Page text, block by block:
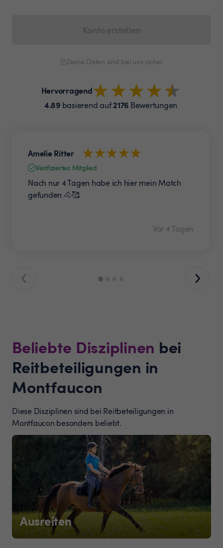
Deine Daten sind bei uns sicher.
Hervorragend
4.89basierend auf2176 Bewertungen
Amelie Ritter
Verifiziertes Mitglied
Nach nur 4 Tagen habe ich hier mein Match
gefunden 🐴🥰
Vor 4 Tagen
Beliebte Disziplinen bei
Reitbeteiligungen in
Montfaucon
Diese Disziplinen sind bei Reitbeteiligungen in
Montfaucon besonders beliebt.
Ausreiten